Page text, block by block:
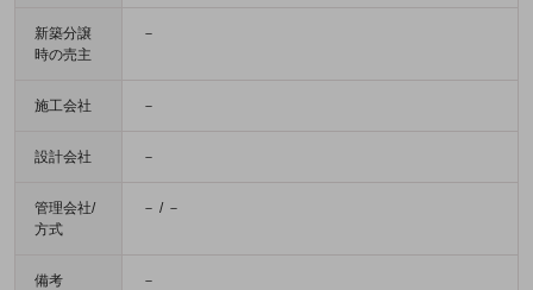
新築分譲
時の売主
－
施工会社 －
設計会社 －
管理会社/
方式
－ / －
備考 －